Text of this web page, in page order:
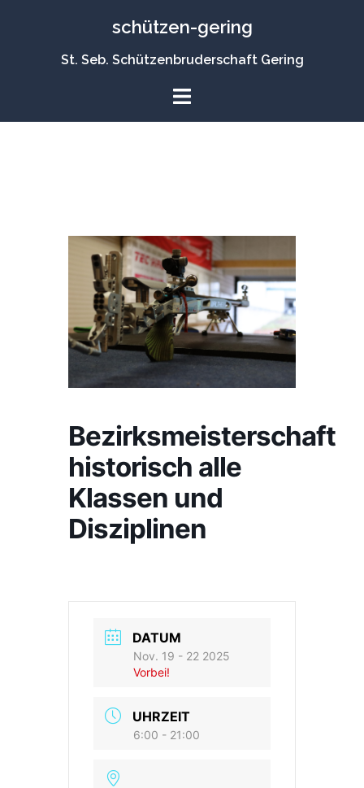
schützen-gering
St. Seb. Schützenbruderschaft Gering
Bezirksmeisterschaft
historisch alle
Klassen und
Disziplinen
DATUM
Nov. 19 - 22 2025
Vorbei!
UHRZEIT
6:00 - 21:00